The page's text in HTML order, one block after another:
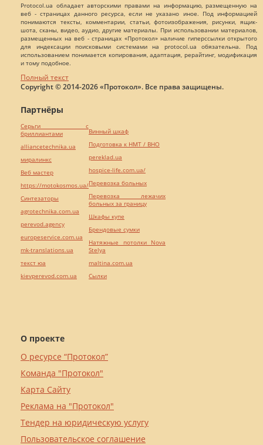
Protocol.ua обладает авторскими правами на информацию, размещенную на
веб - страницах данного ресурса, если не указано иное. Под информацией
понимаются тексты, комментарии, статьи, фотоизображения, рисунки, ящик-
шота, сканы, видео, аудио, другие материалы. При использовании материалов,
размещенных на веб - страницах «Протокол» наличие гиперссылки открытого
для индексации поисковыми системами на protocol.ua обязательна. Под
использованием понимается копирования, адаптация, рерайтинг, модификация
и тому подобное.
Полный текст
Copyright © 2014-2026 «Протокол». Все права защищены.
О проекте
О ресурсе “Протокол”
Команда "Протокол"
Карта Сайту
Реклама на "Протокол"
Тендер на юридическую услугу
Пользовательское соглашение
Партнёры
Серьги с
бриллиантами
alliancetechnika.ua
миралинкс
Веб мастер
https://motokosmos.ua/
Синтезаторы
agrotechnika.com.ua
perevod.agency
europeservice.com.ua
mk-translations.ua
текст юа
kievperevod.com.ua
Винный шкаф
Подготовка к НМТ / ВНО
pereklad.ua
hospice-life.com.ua/
Перевозка больных
Перевозка лежачих
больных за границу
Шкафы купе
Брендовые сумки
Натяжные потолки Nova
Stelya
maltina.com.ua
Cылки